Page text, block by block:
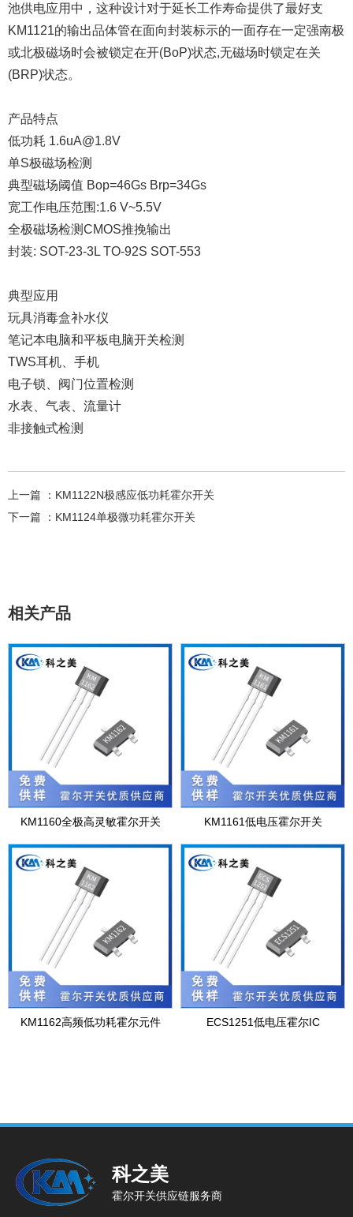
池供电应用中，这种设计对于延长工作寿命提供了最好支
KM1121的输出品体管在面向封装标示的一面存在一定强南极
或北极磁场时会被锁定在开(BoP)状态,无磁场时锁定在关
(BRP)状态。
产品特点
低功耗 1.6uA@1.8V
单S极磁场检测
典型磁场阈值 Bop=46Gs Brp=34Gs
宽工作电压范围:1.6 V~5.5V
全极磁场检测CMOS推挽输出
封装: SOT-23-3L TO-92S SOT-553
典型应用
玩具消毒盒补水仪
笔记本电脑和平板电脑开关检测
TWS耳机、手机
电子锁、阀门位置检测
水表、气表、流量计
非接触式检测
上一篇 ： KM1122N极感应低功耗霍尔开关
下一篇 ： KM1124单极微功耗霍尔开关
相关产品
KM1160全极高灵敏霍尔开关 KM1161低电压霍尔开关
KM1162高频低功耗霍尔元件 ECS1251低电压霍尔IC
科之美
霍尔开关供应链服务商